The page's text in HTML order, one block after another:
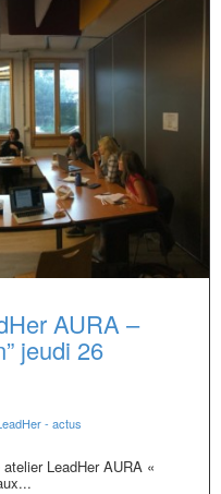
AURA –
jeudi 26
- actus
LeadHer AURA «